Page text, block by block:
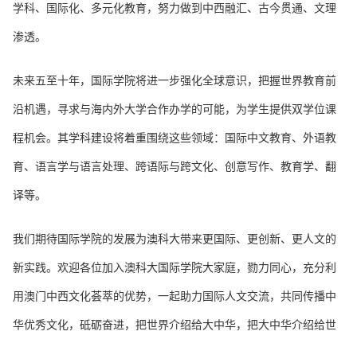
学科、国际化、多元化教育，努力做到中西融汇、古今贯通、文理
渗透。
未来五至十年，国际学院将进一步强化全球意识，把握世界教育前
沿机遇，寻求与海内外大学合作办学的可能，为学生提供双学位课
程机会。其学科建设将着重围绕这些领域：国际中文教育、外语教
育、语言学与语言处理、跨语际与跨文化、创意写作、教育学、翻
译等。
我们期待国际学院的发展为澳科大带来更国际、更创新、更人文的
新实践。欢迎各位加入澳科大国际学院大家庭，勠力同心，充分利
用澳门中西文化荟萃的优势，一起助力国际人文交流，共同传播中
华优秀文化，砥砺奋进，把世界介绍给大中华，把大中华介绍给世